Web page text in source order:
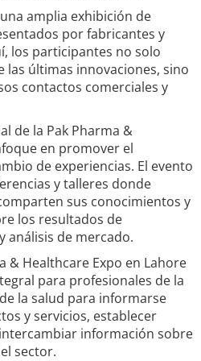
amplia exhibición de
por fabricantes y
los participantes no solo
últimas innovaciones, sino
contactos comerciales y
de la Pak Pharma &
en promover el
de experiencias. El evento
y talleres donde
sus conocimientos y
los resultados de
análisis de mercado.
& Healthcare Expo en Lahore
para profesionales de la
la salud para informarse
y servicios, establecer
información sobre
sector.